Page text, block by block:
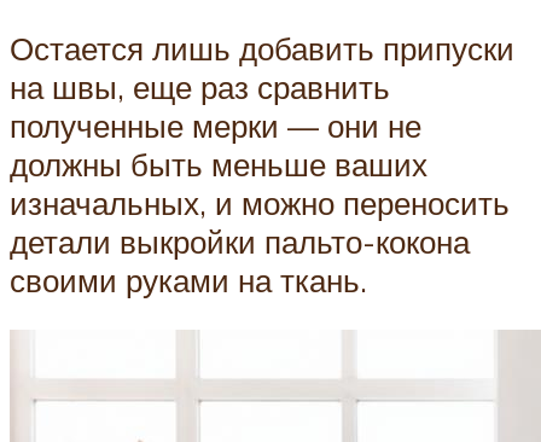
Остается лишь добавить припуски
на швы, еще раз сравнить
полученные мерки — они не
должны быть меньше ваших
изначальных, и можно переносить
детали выкройки пальто-кокона
своими руками на ткань.